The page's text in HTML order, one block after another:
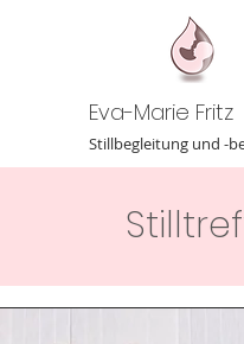
Stillbegleitung und -
Eva-Marie Fritz